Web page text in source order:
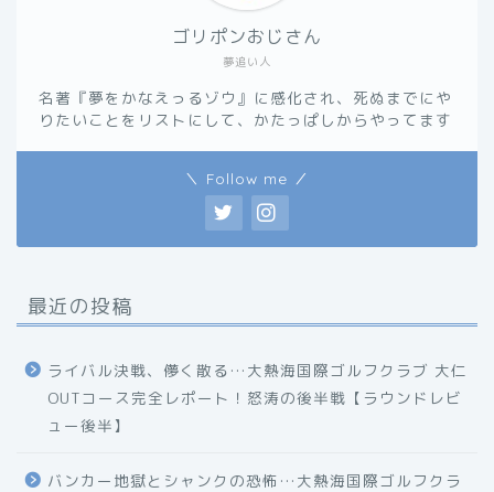
夢追い人
ゴリポンおじさん
名著『夢をかなえっるゾウ』に感化され、死ぬまでにや
りたいことをリストにして、かたっぱしからやってます
＼ Follow me ／
最近の投稿
ライバル決戦、儚く散る…大熱海国際ゴルフクラブ 大仁
OUTコース完全レポート！怒涛の後半戦【ラウンドレビ
ュー後半】
バンカー地獄とシャンクの恐怖…大熱海国際ゴルフクラ